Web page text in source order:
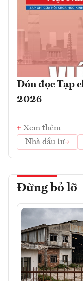
Đón đọc Tạp
2026
Xem thêm
Nhà đầu tư
Đừng bỏ lỡ